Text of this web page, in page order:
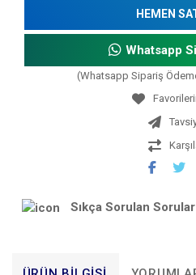
HEMEN
Whatsapp
(Whatsapp Sipariş
Sıkça Sorulan Sorular